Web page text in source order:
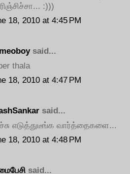
:)))
18, 2010 at 4:45 PM
said...
thala
18, 2010 at 4:47 PM
said...
எடுத்துடீங்க வார்த்தைகளை...
18, 2010 at 4:48 PM
said...